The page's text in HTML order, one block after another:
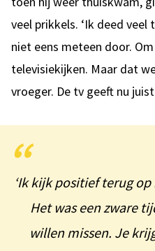
veel prikkels. ‘Ik deed veel
niet eens meteen door.
televisiekijken. Maar dat
vroeger. De tv geeft nu juist
‘Ik kijk positief terug
Het was een zware
willen missen. Je